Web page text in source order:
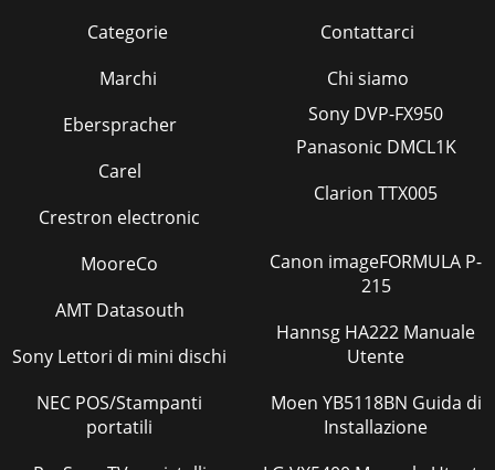
Categorie
Marchi
Contattarci
Chi siamo
Eberspracher
Carel
Crestron electronic
MooreCo
AMT Datasouth
Sony Lettori di mini dischi
NEC POS/Stampanti
portatili
Sony DVP-FX950
Panasonic DMCL1K
Clarion TTX005
Canon imageFORMULA P-
215
Hannsg HA222 Manuale
Utente
Moen YB5118BN Guida di
Installazione